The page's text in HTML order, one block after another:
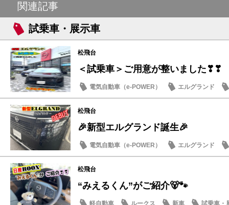
関連記事
試乗車・展示車
松飛台
＜試乗車＞ご用意が整いました❣❣
電気自動車（e-POWER）
エルグランド
日産のお店
松飛台
🎉新型エルグランド誕生🎉
電気自動車（e-POWER）
エルグランド
日産のお店
松飛台
“みえるくん”がご紹介🐻🐾